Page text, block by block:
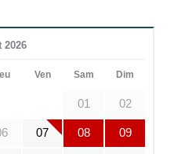
2026
Ven Sam Dim
01 02
07 08 09